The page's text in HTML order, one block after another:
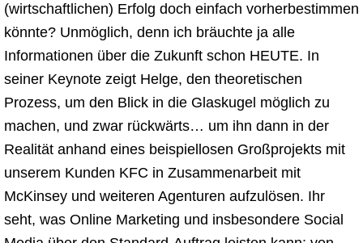
(wirtschaftlichen) Erfolg doch einfach vorherbestimmen
könnte? Unmöglich, denn ich bräuchte ja alle
Informationen über die Zukunft schon HEUTE. In
seiner Keynote zeigt Helge, den theoretischen
Prozess, um den Blick in die Glaskugel möglich zu
machen, und zwar rückwärts… um ihn dann in der
Realität anhand eines beispiellosen Großprojekts mit
unserem Kunden KFC in Zusammenarbeit mit
McKinsey und weiteren Agenturen aufzulösen. Ihr
seht, was Online Marketing und insbesondere Social